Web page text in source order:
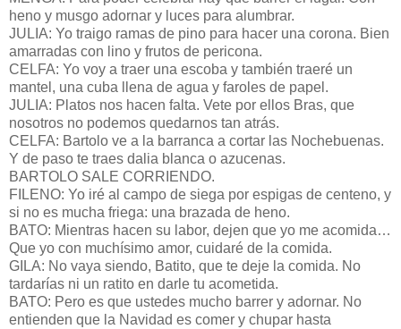
heno y musgo adornar y luces para alumbrar.
JULIA: Yo traigo ramas de pino para hacer una corona. Bien
amarradas con lino y frutos de pericona.
CELFA: Yo voy a traer una escoba y también traeré un
mantel, una cuba llena de agua y faroles de papel.
JULIA: Platos nos hacen falta. Vete por ellos Bras, que
nosotros no podemos quedarnos tan atrás.
CELFA: Bartolo ve a la barranca a cortar las Nochebuenas.
Y de paso te traes dalia blanca o azucenas.
BARTOLO SALE CORRIENDO.
FILENO: Yo iré al campo de siega por espigas de centeno, y
si no es mucha friega: una brazada de heno.
BATO: Mientras hacen su labor, dejen que yo me acomida…
Que yo con muchísimo amor, cuidaré de la comida.
GILA: No vaya siendo, Batito, que te deje la comida. No
tardarías ni un ratito en darle tu acometida.
BATO: Pero es que ustedes mucho barrer y adornar. No
entienden que la Navidad es comer y chupar hasta